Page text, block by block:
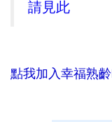
請見此
點我加入幸福熟